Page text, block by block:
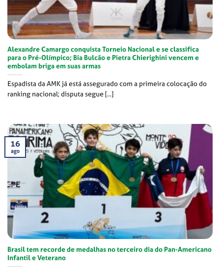
Alexandre Camargo conquista Torneio Nacional e se classifica
para o Pré-Olímpico; Bia Bulcão e Pietra Chierighini vencem e
embolam briga em suas armas
Espadista da AMK já está assegurado com a primeira colocação do
ranking nacional; disputa segue [...]
Brasil tem recorde de medalhas no terceiro dia do Pan-Americano
Infantil e Veterano
16
ago